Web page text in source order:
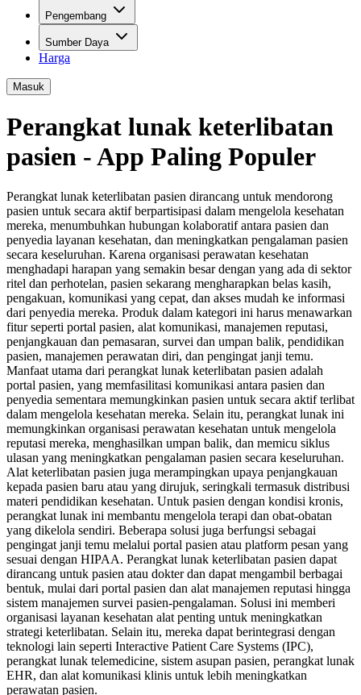
Pengembang
Sumber Daya
Harga
Masuk
Perangkat lunak keterlibatan
pasien - App Paling Populer
Perangkat lunak keterlibatan pasien dirancang untuk mendorong
pasien untuk secara aktif berpartisipasi dalam mengelola kesehatan
mereka, menumbuhkan hubungan kolaboratif antara pasien dan
penyedia layanan kesehatan, dan meningkatkan pengalaman pasien
secara keseluruhan. Karena organisasi perawatan kesehatan
menghadapi harapan yang semakin besar dengan yang ada di sektor
ritel dan perhotelan, pasien sekarang mengharapkan belas kasih,
pengakuan, komunikasi yang cepat, dan akses mudah ke informasi
dari penyedia mereka. Produk dalam kategori ini harus menawarkan
fitur seperti portal pasien, alat komunikasi, manajemen reputasi,
penjangkauan dan pemasaran, survei dan umpan balik, pendidikan
pasien, manajemen perawatan diri, dan pengingat janji temu.
Manfaat utama dari perangkat lunak keterlibatan pasien adalah
portal pasien, yang memfasilitasi komunikasi antara pasien dan
penyedia sementara memungkinkan pasien untuk secara aktif terlibat
dalam mengelola kesehatan mereka. Selain itu, perangkat lunak ini
memungkinkan organisasi perawatan kesehatan untuk mengelola
reputasi mereka, menghasilkan umpan balik, dan memicu siklus
ulasan yang meningkatkan pengalaman pasien secara keseluruhan.
Alat keterlibatan pasien juga merampingkan upaya penjangkauan
kepada pasien baru atau yang dirujuk, seringkali termasuk distribusi
materi pendidikan kesehatan. Untuk pasien dengan kondisi kronis,
perangkat lunak ini membantu mengelola terapi dan obat-obatan
yang dikelola sendiri. Beberapa solusi juga berfungsi sebagai
pengingat janji temu melalui portal pasien atau platform pesan yang
sesuai dengan HIPAA. Perangkat lunak keterlibatan pasien dapat
dirancang untuk pasien atau dokter dan dapat mengambil berbagai
bentuk, mulai dari portal pasien dan alat manajemen reputasi hingga
sistem manajemen survei pasien-pengalaman. Solusi ini memberi
organisasi layanan kesehatan alat penting untuk meningkatkan
strategi keterlibatan. Selain itu, mereka dapat berintegrasi dengan
teknologi lain seperti Interactive Patient Care Systems (IPC),
perangkat lunak telemedicine, sistem asupan pasien, perangkat lunak
EHR, dan alat komunikasi klinis untuk lebih meningkatkan
perawatan pasien.